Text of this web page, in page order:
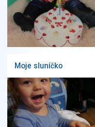
Moje sluníčko